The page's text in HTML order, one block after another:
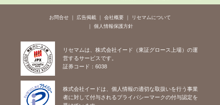
お問合せ 広告掲載 会社概要
リセマムについて
個人情報保護方針
リセマムは、株式会社イード（東証グロース上場）の運
営するサービスです。
証券コード：6038
株式会社イードは、個人情報の適切な取扱いを行う事業
者に対して付与されるプライバシーマークの付与認定を